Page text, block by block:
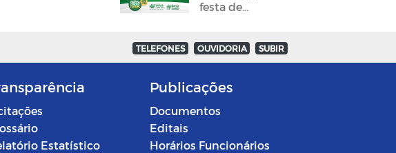
festa de
foram
divulgadas
TELEFONES OUVIDORIA SUBIR
Estatístico
Publicações
Documentos
Editais
Horários Funcionários